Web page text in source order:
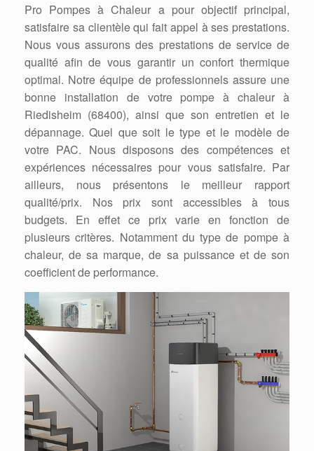
Pro Pompes à Chaleur a pour objectif principal,
satisfaire sa clientèle qui fait appel à ses prestations.
Nous vous assurons des prestations de service de
qualité afin de vous garantir un confort thermique
optimal. Notre équipe de professionnels assure une
bonne installation de votre pompe à chaleur à
Riedisheim (68400), ainsi que son entretien et le
dépannage. Quel que soit le type et le modèle de
votre PAC. Nous disposons des compétences et
expériences nécessaires pour vous satisfaire. Par
ailleurs, nous présentons le meilleur rapport
qualité/prix. Nos prix sont accessibles à tous
budgets. En effet ce prix varie en fonction de
plusieurs critères. Notamment du type de pompe à
chaleur, de sa marque, de sa puissance et de son
coefficient de performance.